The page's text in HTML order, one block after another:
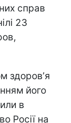
справ
23
здоровʼя
його
в
Росії на